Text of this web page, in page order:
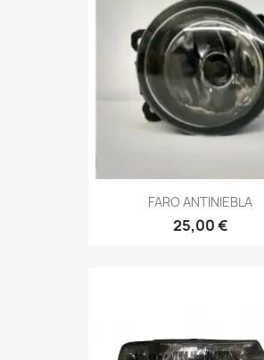
FARO ANTINIEBLA
25,00 €